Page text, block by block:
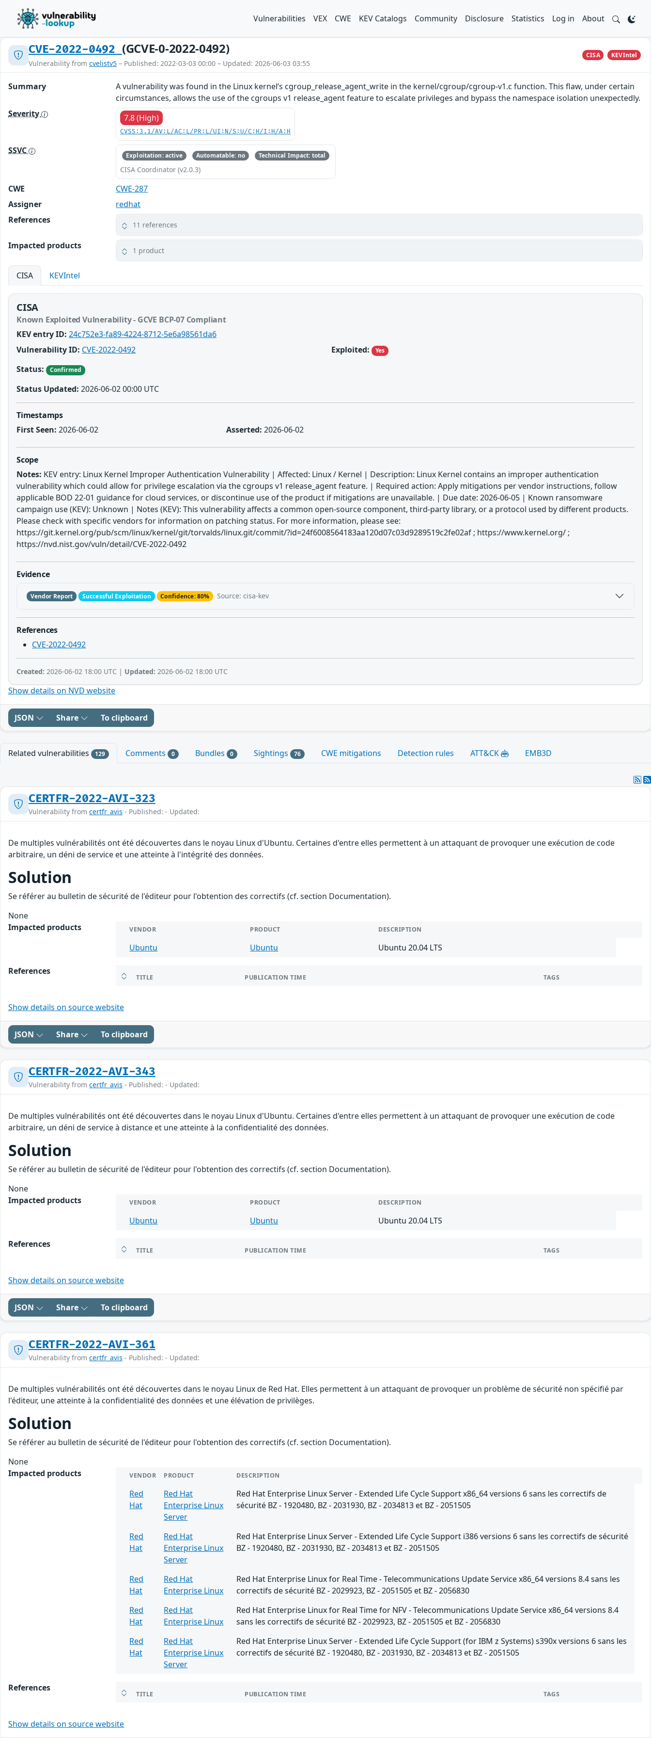
Vulnerabilities VEX CWE KEV Catalogs Community Disclosure Statistics Log in About
CVE-2022-0492 (GCVE-0-2022-0492)
Vulnerability from cvelistv5 – Published: 2022-03-03 00:00 – Updated: 2026-06-03 03:55
CISA KEVIntel
Summary
A vulnerability was found in the Linux kernel’s cgroup_release_agent_write in the kernel/cgroup/cgroup-v1.c function. This flaw, under certain
circumstances, allows the use of the cgroups v1 release_agent feature to escalate privileges and bypass the namespace isolation unexpectedly.
Severity
7.8 (High)
CVSS:3.1/AV:L/AC:L/PR:L/UI:N/S:U/C:H/I:H/A:H
SSVC Exploitation: active Automatable: no Technical Impact: total
CISA Coordinator (v2.0.3)
CWE
CWE-287
Assigner
redhat
References
11 references
Impacted products 1 product
CISA KEVIntel
CISA
Known Exploited Vulnerability - GCVE BCP-07 Compliant
KEV entry ID: 24c752e3-fa89-4224-8712-5e6a98561da6
Vulnerability ID: CVE-2022-0492
Status:
Confirmed
Status Updated: 2026-06-02 00:00 UTC
Exploited: Yes
Timestamps
First Seen: 2026-06-02 Asserted: 2026-06-02
Scope
Notes: KEV entry: Linux Kernel Improper Authentication Vulnerability | Affected: Linux / Kernel | Description: Linux Kernel contains an improper authentication
vulnerability which could allow for privilege escalation via the cgroups v1 release_agent feature. | Required action: Apply mitigations per vendor instructions, follow
applicable BOD 22-01 guidance for cloud services, or discontinue use of the product if mitigations are unavailable. | Due date: 2026-06-05 | Known ransomware
campaign use (KEV): Unknown | Notes (KEV): This vulnerability affects a common open-source component, third-party library, or a protocol used by different products.
Please check with specific vendors for information on patching status. For more information, please see:
https://git.kernel.org/pub/scm/linux/kernel/git/torvalds/linux.git/commit/?id=24f6008564183aa120d07c03d9289519c2fe02af ; https://www.kernel.org/ ;
https://nvd.nist.gov/vuln/detail/CVE-2022-0492
Evidence
Vendor Report Successful Exploitation Confidence: 80% Source: cisa-kev
References
CVE-2022-0492
Created: 2026-06-02 18:00 UTC | Updated: 2026-06-02 18:00 UTC
Show details on NVD website
JSON Share To clipboard
Related vulnerabilities 129 Comments 0 Bundles 0 Sightings 76 CWE mitigations Detection rules ATT&CK EMB3D
CERTFR-2022-AVI-323
Vulnerability from certfr_avis - Published: - Updated:
De multiples vulnérabilités ont été découvertes dans le noyau Linux d'Ubuntu. Certaines d'entre elles permettent à un attaquant de provoquer une exécution de code
arbitraire, un déni de service et une atteinte à l'intégrité des données.
Solution
Se référer au bulletin de sécurité de l'éditeur pour l'obtention des correctifs (cf. section Documentation).
None
Impacted products
VENDOR PRODUCT DESCRIPTION
Ubuntu Ubuntu Ubuntu 20.04 LTS
References
TITLE PUBLICATION TIME TAGS
Show details on source website
JSON Share To clipboard
CERTFR-2022-AVI-343
Vulnerability from certfr_avis - Published: - Updated:
De multiples vulnérabilités ont été découvertes dans le noyau Linux d'Ubuntu. Certaines d'entre elles permettent à un attaquant de provoquer une exécution de code
arbitraire, un déni de service à distance et une atteinte à la confidentialité des données.
Solution
Se référer au bulletin de sécurité de l'éditeur pour l'obtention des correctifs (cf. section Documentation).
None
Impacted products
VENDOR PRODUCT DESCRIPTION
Ubuntu Ubuntu Ubuntu 20.04 LTS
References
TITLE PUBLICATION TIME TAGS
Show details on source website
JSON Share To clipboard
CERTFR-2022-AVI-361
Vulnerability from certfr_avis - Published: - Updated:
De multiples vulnérabilités ont été découvertes dans le noyau Linux de Red Hat. Elles permettent à un attaquant de provoquer un problème de sécurité non spécifié par
l'éditeur, une atteinte à la confidentialité des données et une élévation de privilèges.
Solution
Se référer au bulletin de sécurité de l'éditeur pour l'obtention des correctifs (cf. section Documentation).
None
Impacted products
VENDOR PRODUCT DESCRIPTION
Red
Hat
Red Hat
Enterprise Linux
Server
Red Hat Enterprise Linux Server - Extended Life Cycle Support x86_64 versions 6 sans les correctifs de
sécurité BZ - 1920480, BZ - 2031930, BZ - 2034813 et BZ - 2051505
Red
Hat
Red Hat
Enterprise Linux
Server
Red Hat Enterprise Linux Server - Extended Life Cycle Support i386 versions 6 sans les correctifs de sécurité
BZ - 1920480, BZ - 2031930, BZ - 2034813 et BZ - 2051505
Red
Hat
Red Hat
Enterprise Linux
Red Hat Enterprise Linux for Real Time - Telecommunications Update Service x86_64 versions 8.4 sans les
correctifs de sécurité BZ - 2029923, BZ - 2051505 et BZ - 2056830
Red
Hat
Red Hat
Enterprise Linux
Red Hat Enterprise Linux for Real Time for NFV - Telecommunications Update Service x86_64 versions 8.4
sans les correctifs de sécurité BZ - 2029923, BZ - 2051505 et BZ - 2056830
Red
Hat
Red Hat
Enterprise Linux
Server
Red Hat Enterprise Linux Server - Extended Life Cycle Support (for IBM z Systems) s390x versions 6 sans les
correctifs de sécurité BZ - 1920480, BZ - 2031930, BZ - 2034813 et BZ - 2051505
References
TITLE PUBLICATION TIME TAGS
Show details on source website